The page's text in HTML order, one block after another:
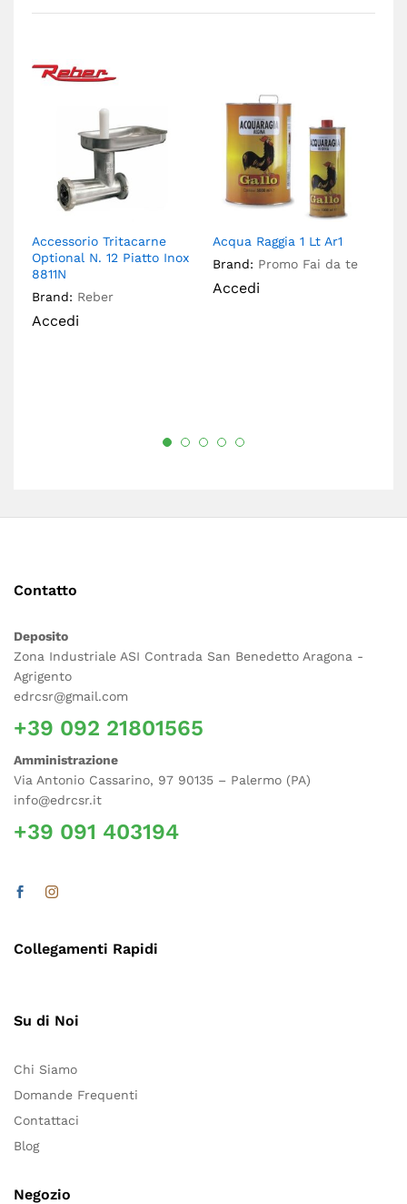
Accessorio Tritacarne
Optional N. 12 Piatto Inox
8811N
Brand: Reber
Accedi
Acqua Raggia 1 Lt Ar1
Brand: Promo Fai da te
Accedi
Contatto
Deposito
Zona Industriale ASI Contrada San Benedetto Aragona -
Agrigento
edrcsr@gmail.com
+39 092 21801565
Amministrazione
Via Antonio Cassarino, 97 90135 – Palermo (PA)
info@edrcsr.it
+39 091 403194
Collegamenti Rapidi
Su di Noi
Chi Siamo
Domande Frequenti
Contattaci
Blog
Negozio